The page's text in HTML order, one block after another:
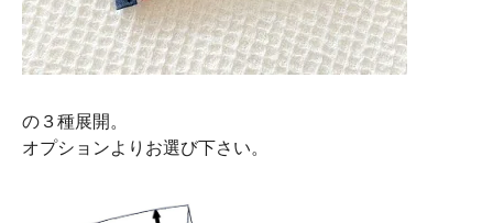
の３種展開。
オプションよりお選び下さい。